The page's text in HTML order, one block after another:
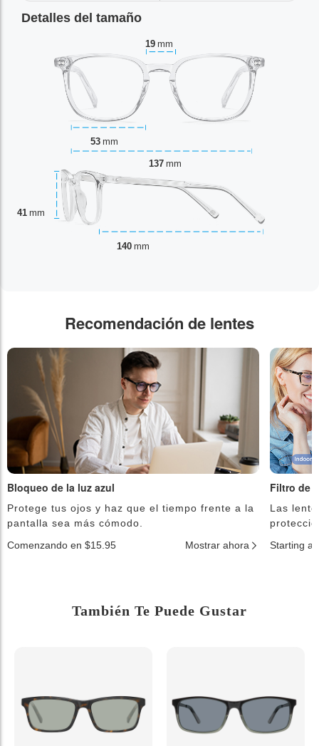
Detalles del tamaño
19 mm
53 mm
41 mm
137 mm
140 mm
Recomendación de lentes
Bloqueo de la luz azul
Protege tus ojos y haz que el tiempo frente a la
pantalla sea más cómodo.
Comenzando en $15.95
Mostrar ahora
Filtro de
Las
Starting at
También Te Puede Gustar